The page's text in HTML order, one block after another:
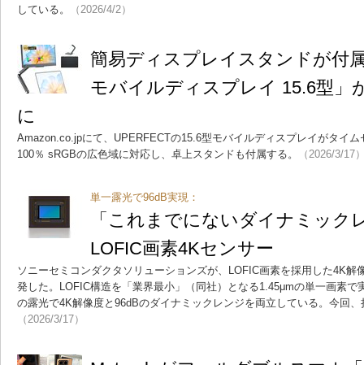
している。
（2026/4/2）
簡易ディスプレイスタンドが付
モバイルディスプレイ 15.6型」
に
Amazon.co.jpにて、UPERFECTの15.6型モバイルディスプレイがタイ
100％ sRGBの広色域に対応し、卓上スタンドも付属する。
（2026/3/17
単一露光で96dB実現：
「これまでにないダイナミック
LOFIC画素4Kセンサー
ソニーセミコンダクタソリューションズが、LOFIC画素を採用した4K解
発した。LOFIC構造を「業界最小」（同社）となる1.45μmの単一画素で
の露光で4K解像度と96dBのダイナミックレンジを両立している。今回
（2026/3/17）